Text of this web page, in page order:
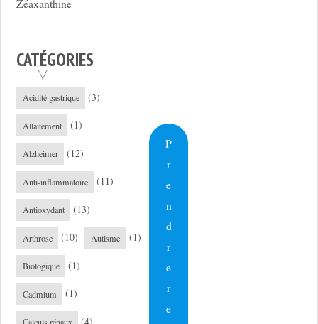
Zéaxanthine
CATÉGORIES
Acidité gastrique (3)
Allaitement (1)
Alzheimer (12)
Anti-inflammatoire (11)
Antioxydant (13)
Arthrose (10) Autisme (1)
Biologique (1)
Cadmium (1)
P
r
e
n
d
r
e
r
e